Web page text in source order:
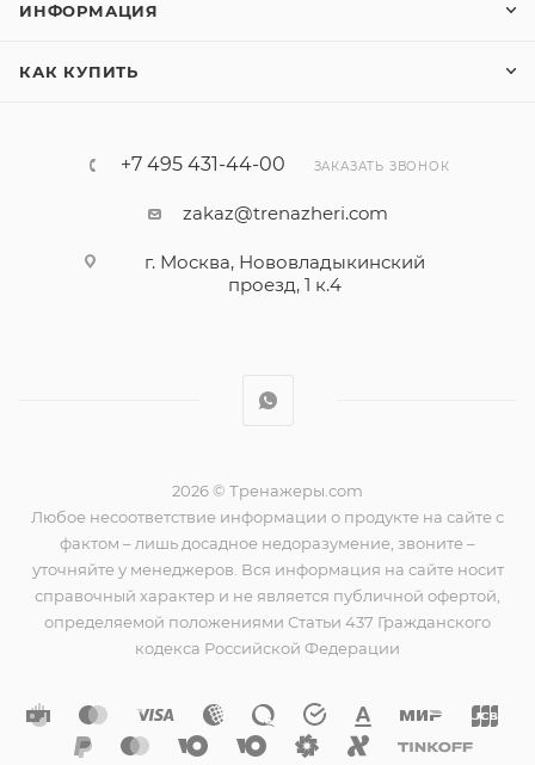
ИНФОРМАЦИЯ
КАК КУПИТЬ
+7 495 431-44-00 ЗАКАЗАТЬ ЗВОНОК
zakaz@trenazheri.com
г. Москва, Нововладыкинский
проезд, 1 к.4
2026 © Тренажеры.com
Любое несоответствие информации о продукте на сайте с
фактом – лишь досадное недоразумение, звоните –
уточняйте у менеджеров. Вся информация на сайте носит
справочный характер и не является публичной офертой,
определяемой положениями Статьи 437 Гражданского
кодекса Российской Федерации